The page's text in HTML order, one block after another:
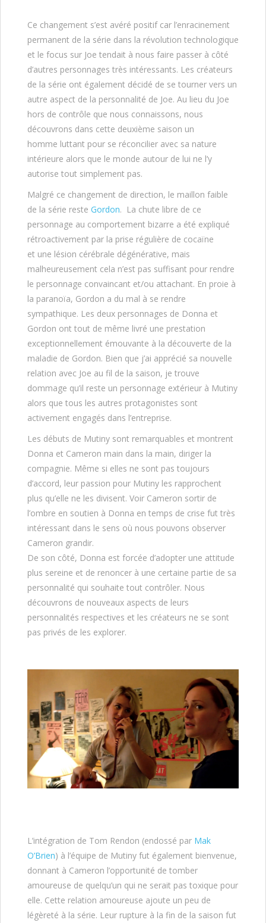
Ce changement s’est avéré positif car l’enracinement
permanent de la série dans la révolution technologique
et le focus sur Joe tendait à nous faire passer à côté
d’autres personnages très intéressants. Les créateurs
de la série ont également décidé de se tourner vers un
autre aspect de la personnalité de Joe. Au lieu du Joe
hors de contrôle que nous connaissons, nous
découvrons dans cette deuxième saison un
homme luttant pour se réconcilier avec sa nature
intérieure alors que le monde autour de lui ne l’y
autorise tout simplement pas.
Malgré ce changement de direction, le maillon faible
de la série reste Gordon. La chute libre de ce
personnage au comportement bizarre a été expliqué
rétroactivement par la prise régulière de cocaïne
et une lésion cérébrale dégénérative, mais
malheureusement cela n’est pas suffisant pour rendre
le personnage convaincant et/ou attachant. En proie à
la paranoïa, Gordon a du mal à se rendre
sympathique. Les deux personnages de Donna et
Gordon ont tout de même livré une prestation
exceptionnellement émouvante à la découverte de la
maladie de Gordon. Bien que j’ai apprécié sa nouvelle
relation avec Joe au fil de la saison, je trouve
dommage qu’il reste un personnage extérieur à Mutiny
alors que tous les autres protagonistes sont
activement engagés dans l’entreprise.
Les débuts de Mutiny sont remarquables et montrent
Donna et Cameron main dans la main, diriger la
compagnie. Même si elles ne sont pas toujours
d’accord, leur passion pour Mutiny les rapprochent
plus qu’elle ne les divisent. Voir Cameron sortir de
l’ombre en soutien à Donna en temps de crise fut très
intéressant dans le sens où nous pouvons observer
Cameron grandir.
De son côté, Donna est forcée d’adopter une attitude
plus sereine et de renoncer à une certaine partie de sa
personnalité qui souhaite tout contrôler. Nous
découvrons de nouveaux aspects de leurs
personnalités respectives et les créateurs ne se sont
pas privés de les explorer.
L’intégration de Tom Rendon (endossé par Mak
O’Brien) à l’équipe de Mutiny fut également bienvenue,
donnant à Cameron l’opportunité de tomber
amoureuse de quelqu’un qui ne serait pas toxique pour
elle. Cette relation amoureuse ajoute un peu de
légèreté à la série. Leur rupture à la fin de la saison fut